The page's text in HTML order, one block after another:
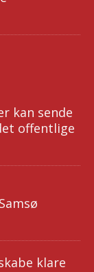
kan sende
offentlige
klare